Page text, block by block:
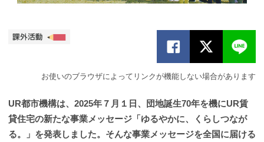
お使いのブラウザによってリンクが機能しない場合があります
UR都市機構は、2025年７月１日、団地誕生70年を機にUR賃
貸住宅の新たな事業メッセージ「ゆるやかに、くらしつなが
る。」を発表しました。そんな事業メッセージを全国に届ける